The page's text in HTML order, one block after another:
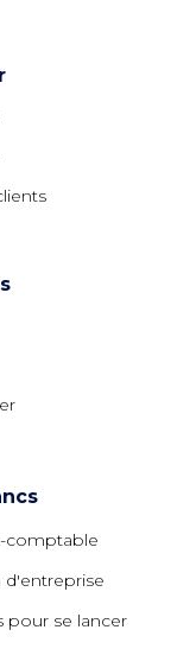
comptable
d'entreprise
pour se lancer